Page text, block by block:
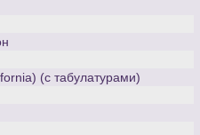
(с табулатурами)